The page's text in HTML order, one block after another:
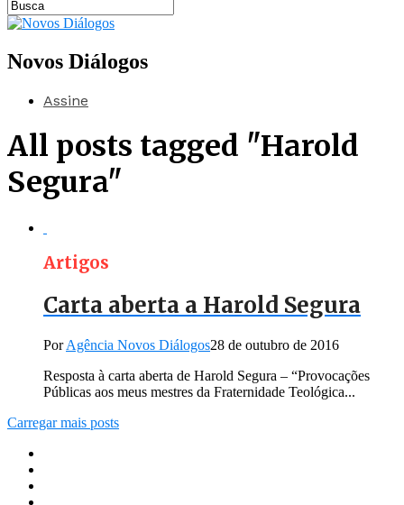
Novos Diálogos
Assine
All posts tagged "Harold
Segura"
Artigos
Carta aberta a Harold Segura
PorAgência Novos Diálogos28 de outubro de 2016
Resposta à carta aberta de Harold Segura – “Provocações
Públicas aos meus mestres da Fraternidade Teológica...
Carregar mais posts